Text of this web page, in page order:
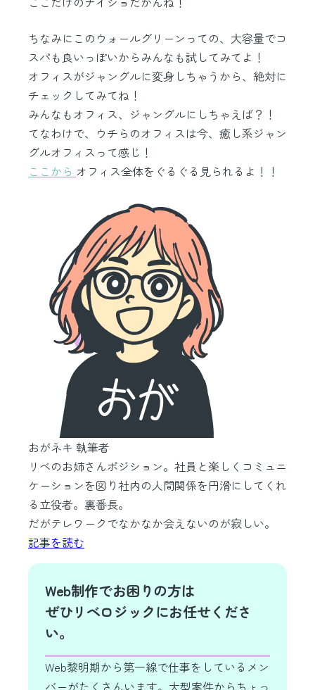
ちなみにこのウォールグリーンっての、大容量でコ
スパも良いっぽいからみんなも試してみてよ！
オフィスがジャングルに変身しちゃうから、絶対に
チェックしてみてね！
みんなもオフィス、ジャングルにしちゃえば？！
てなわけで、ウチらのオフィスは今、癒し系ジャン
グルオフィスって感じ！
ここから オフィス全体をぐるぐる見られるよ！！
おがネキ 執筆者
リベのお姉さんポジション。社員と楽しくコミュニ
ケーションを図り社内の人間関係を円滑にしてくれ
る立役者。裏番長。
だがテレワークでなかなか会えないのが寂しい。
記事を読む
Web制作でお困りの方は
ぜひリベロジックにお任せくださ
い。
Web黎明期から第一線で仕事をしているメン
バーがたくさんいます。大型案件からちょっ